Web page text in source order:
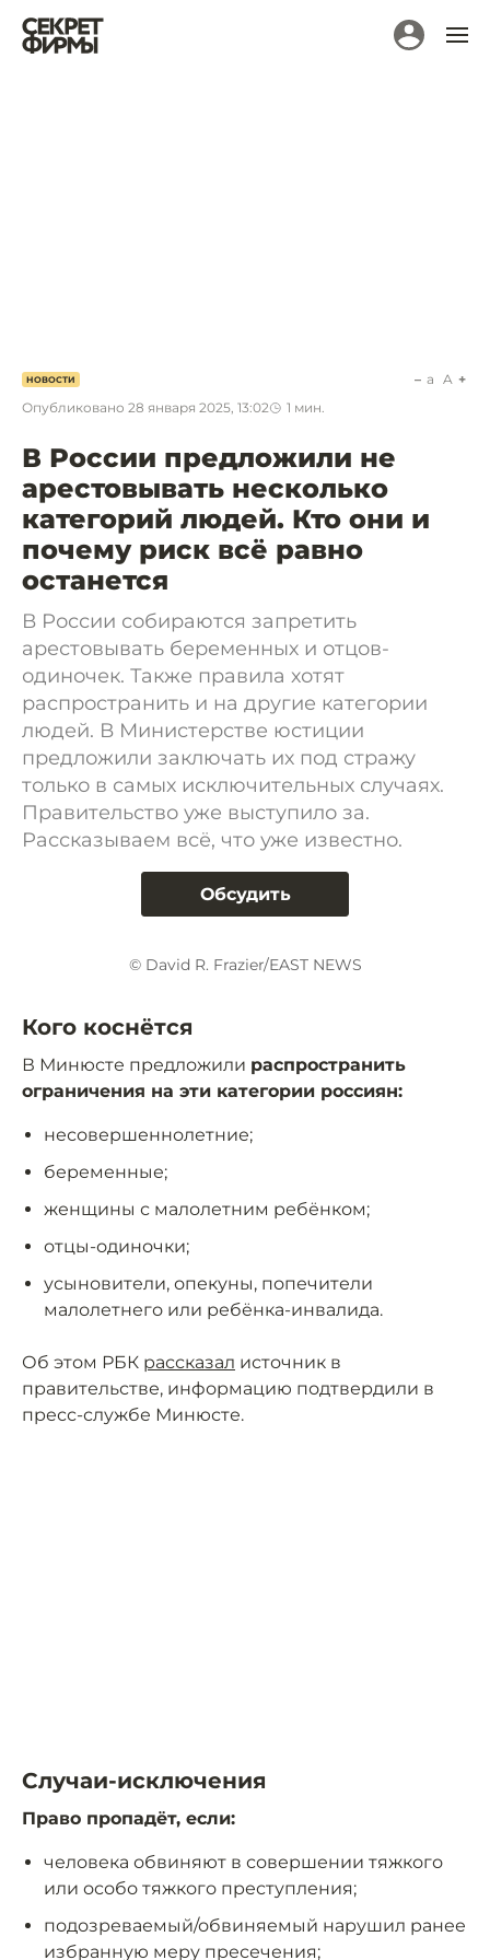
НОВОСТИ
Опубликовано 28 января 2025, 13:02 1 мин.
a A
В России предложили не
арестовывать несколько
категорий людей. Кто они и
почему риск всё равно
останется
В России собираются запретить
арестовывать беременных и отцов-
одиночек. Также правила хотят
распространить и на другие категории
людей. В Министерстве юстиции
предложили заключать их под стражу
только в самых исключительных случаях.
Правительство уже выступило за.
Рассказываем всё, что уже известно.
Обсудить
© David R. Frazier/EAST NEWS
Кого коснётся
В Минюсте предложили распространить
ограничения на эти категории россиян:
несовершеннолетние;
беременные;
женщины с малолетним ребёнком;
отцы-одиночки;
усыновители, опекуны, попечители
малолетнего или ребёнка-инвалида.
Об этом РБК рассказал источник в
правительстве, информацию подтвердили в
пресс-службе Минюсте.
Случаи-исключения
Право пропадёт, если:
человека обвиняют в совершении тяжкого
или особо тяжкого преступления;
подозреваемый/обвиняемый нарушил ранее
избранную меру пресечения;